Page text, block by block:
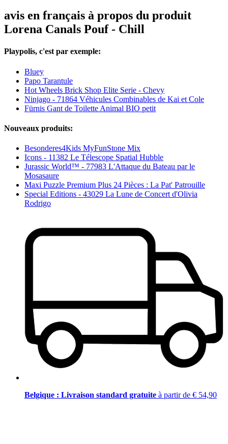
avis en français à propos du produit
Lorena Canals Pouf - Chill
Playpolis, c'est par exemple:
Bluey
Papo Tarantule
Hot Wheels Brick Shop Elite Serie - Chevy
Ninjago - 71864 Véhicules Combinables de Kai et Cole
Fürnis Gant de Toilette Animal BIO petit
Nouveaux produits:
Besonderes4Kids MyFunStone Mix
Icons - 11382 Le Télescope Spatial Hubble
Jurassic World™ - 77983 L'Attaque du Bateau par le
Mosasaure
Maxi Puzzle Premium Plus 24 Pièces : La Pat' Patrouille
Special Editions - 43029 La Lune de Concert d'Olivia
Rodrigo
Belgique : Livraison standard gratuite à partir de € 54,90